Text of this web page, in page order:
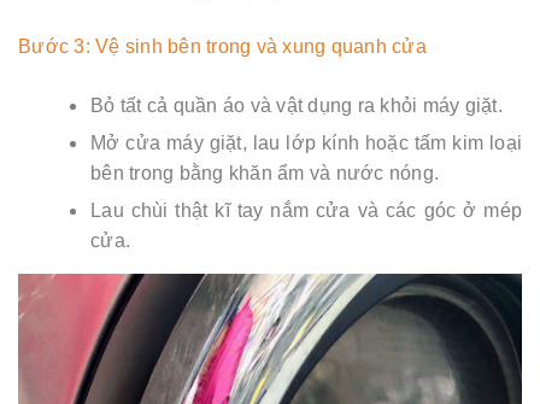
Bước 3: Vệ sinh bên trong và xung quanh cửa
Bỏ tất cả quần áo và vật dụng ra khỏi máy giặt.
Mở cửa máy giặt, lau lớp kính hoặc tấm kim loại
bên trong bằng khăn ẩm và nước nóng.
Lau chùi thật kĩ tay nắm cửa và các góc ở mép
cửa.